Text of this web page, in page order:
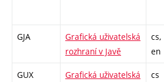
GJA
Grafická uživatelská
rozhraní v Javě
cs,
en
GUX
Grafická uživatelská
cs